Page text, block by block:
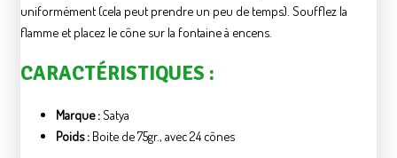
uniformément (cela peut prendre un peu de temps). Soufflez la
flamme et placez le cône sur la fontaine à encens.
CARACTÉRISTIQUES :
Marque :Satya
Poids : Boite de 75gr., avec 24 cônes